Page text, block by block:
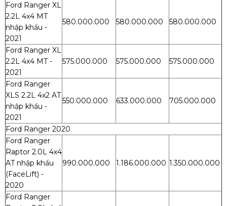
Ford Ranger XL
2.2L 4x4 MT
nhập khẩu -
2021
580.000.000 580.000.000 580.000.000
Ford Ranger XL
2.2L 4x4 MT -
2021
575.000.000 575.000.000 575.000.000
Ford Ranger
XLS 2.2L 4x2 AT
nhập khẩu -
2021
550.000.000 633.000.000 705.000.000
Ford Ranger 2020
Ford Ranger
Raptor 2.0L 4x4
AT nhập khẩu
(FaceLift) -
2020
990.000.000 1.186.000.000 1.350.000.000
Ford Ranger